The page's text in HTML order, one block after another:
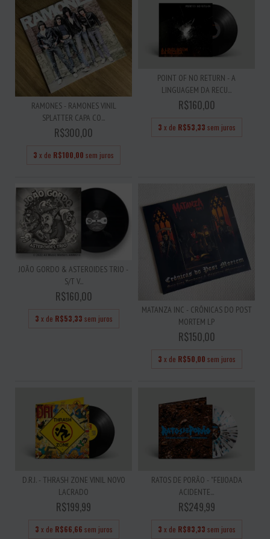
RAMONES - RAMONES VINIL
SPLATTER CAPA CO...
R$300,00
3 x de R$100,00 sem juros
POINT OF NO RETURN - A
LINGUAGEM DA RECU...
R$160,00
3 x de R$53,33 sem juros
JOÃO GORDO & ASTEROIDES TRIO -
S/T V...
R$160,00
3 x de R$53,33 sem juros
MATANZA INC - CRÔNICAS DO POST
MORTEM LP
R$150,00
3 x de R$50,00 sem juros
D.R.I. - THRASH ZONE VINIL NOVO
LACRADO
R$199,99
3 x de R$66,66 sem juros
RATOS DE PORÃO - "FEIJOADA
ACIDENTE...
R$249,99
3 x de R$83,33 sem juros